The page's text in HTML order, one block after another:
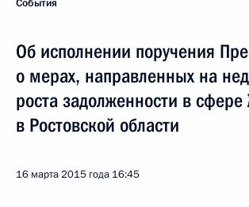
События
Об исполнении поручения
о мерах, направленных на
роста задолженности в
в Ростовской области
16 марта 2015 года 16:45